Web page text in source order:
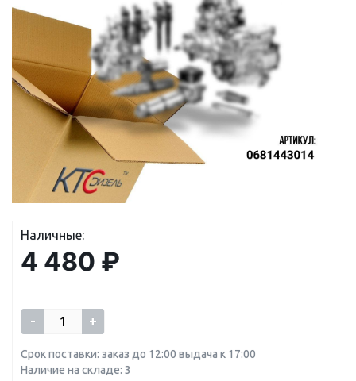
Наличные:
4 480 ₽
- +
Срок поставки: заказ до 12:00 выдача к 17:00
Наличие на складе: 3